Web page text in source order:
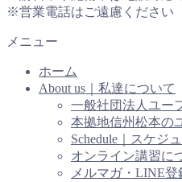
※営業電話はご遠慮ください
メニュー
ホーム
About us｜私達について
一般社団法人ユー
本拠地信州松本の
Schedule｜スケジ
オンライン講習に
メルマガ・LINE登